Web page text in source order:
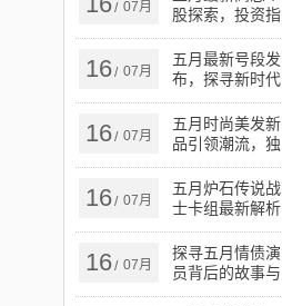
/ 07月
股探索，投资指
南与热门选择
16/ 07月
五月最新号段发
布，探寻新时代
的机遇与挑战
16/ 07月
五月时尚美发新
品引领潮流，独
特魅力展现秀发
风采
16/ 07月
五月炉石传说战
士卡组最新解析
与攻略
16/ 07月
探寻五月情债演
员背后的故事与
演技魅力